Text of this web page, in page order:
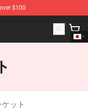
$100
Store of Aromantic Flag
ット